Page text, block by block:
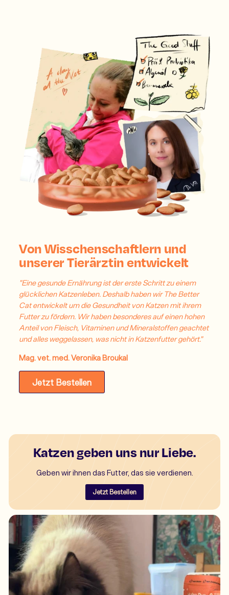
Von Wisschenschaftlern und
unserer Tierärztin entwickelt
"Eine gesunde Ernährung ist der erste Schritt zu einem
glücklichen Katzenleben. Deshalb haben wir The Better
Cat entwickelt um die Gesundheit von Katzen mit ihrem
Futter zu fördern. Wir haben besonderes auf einen hohen
Anteil von Fleisch, Vitaminen und Mineralstoffen geachtet
und alles weggelassen, was nicht in Katzenfutter gehört."
Mag. vet. med. Veronika Broukal
Jetzt Bestellen
Katzen geben uns nur Liebe.
Geben wir ihnen das Futter, das sie verdienen.
Jetzt Bestellen